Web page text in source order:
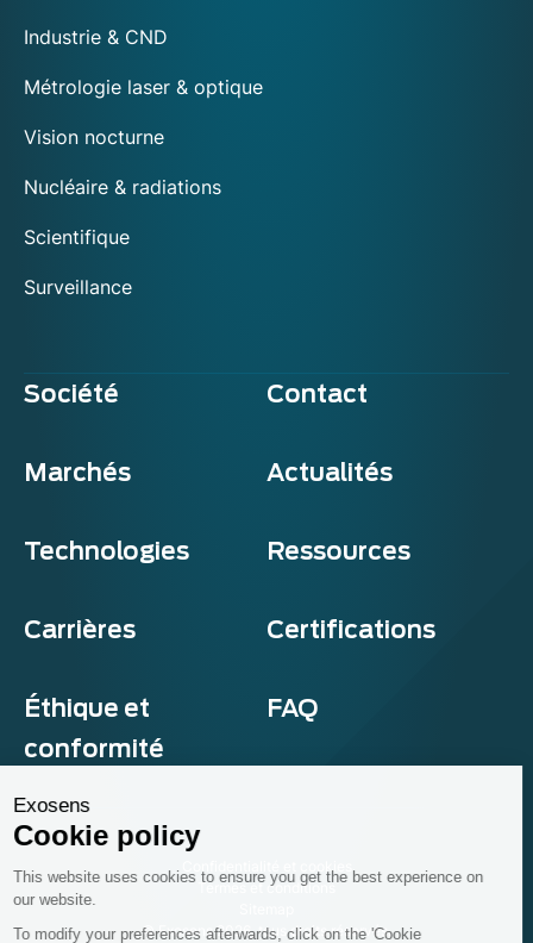
Industrie & CND
Métrologie laser & optique
Vision nocturne
Nucléaire & radiations
Scientifique
Surveillance
Société Contact
Marchés Actualités
Technologies Ressources
Carrières Certifications
Éthique et
conformité
FAQ
Termes et conditions
© Exosens 2026, tous droits réservés.
Exosens
Cookie policy
This website uses cookies to ensure you get the best experience on
our website.
To modify your preferences afterwards, click on the 'Cookie